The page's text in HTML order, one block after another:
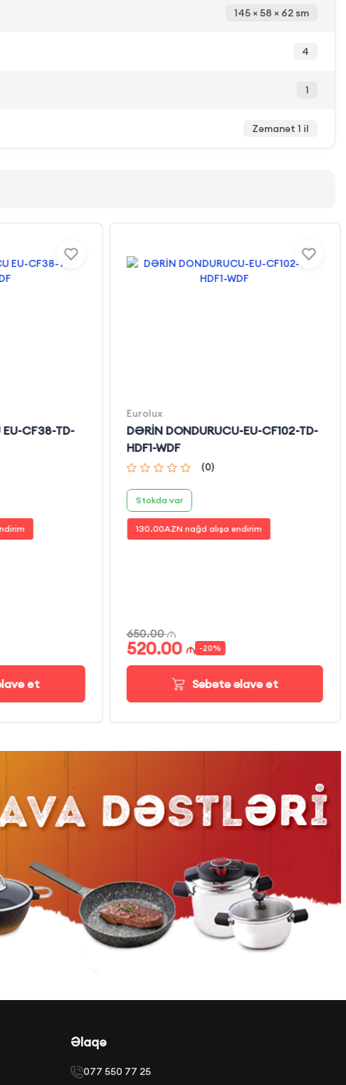
145 × 58 × 62 sm
4
1
Zəmanət 1 il
EU-CF38-TD-
et
Eurolux
DƏRİN DONDURUCU-EU-CF102-TD-
HDF1-WDF
(0)
Stokda var
130.00AZN nağd alışa endirim
650.00
520.00 -20%
Səbətə əlavə et
Əlaqə
077 550 77 25